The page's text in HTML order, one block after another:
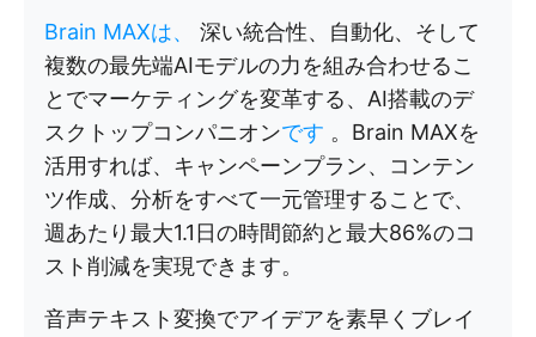
Brain MAXは、 深い統合性、自動化、そして
複数の最先端AIモデルの力を組み合わせるこ
とでマーケティングを変革する、AI搭載のデ
スクトップコンパニオンです 。Brain MAXを
活用すれば、キャンペーンプラン、コンテン
ツ作成、分析をすべて一元管理することで、
週あたり最大1.1日の時間節約と最大86%のコ
スト削減を実現できます。
音声テキスト変換でアイデアを素早くブレイ